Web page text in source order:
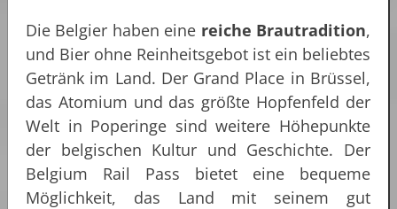
Die Belgier haben eine reiche Brautradition,
und Bier ohne Reinheitsgebot ist ein beliebtes
Getränk im Land. Der Grand Place in Brüssel,
das Atomium und das größte Hopfenfeld der
Welt in Poperinge sind weitere Höhepunkte
der belgischen Kultur und Geschichte. Der
Belgium Rail Pass bietet eine bequeme
Möglichkeit, das Land mit seinem gut